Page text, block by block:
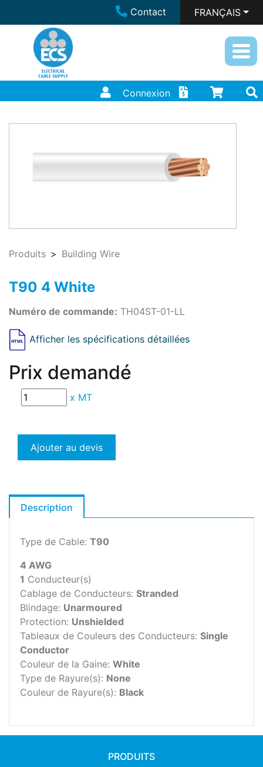
Contact FRANÇAIS
Connexion
Produits Building Wire
T90 4 White
Numéro de commande: TH04ST-01-LL
Afficher les spécifications détaillées
Prix demandé
x MT
Ajouter au devis
Description
Type de Cable: T90
4 AWG
1 Conducteur(s)
Cablage de Conducteurs: Stranded
Blindage: Unarmoured
Protection: Unshielded
Tableaux de Couleurs des Conducteurs: Single
Conductor
Couleur de la Gaine: White
Type de Rayure(s): None
Couleur de Rayure(s): Black
PRODUITS